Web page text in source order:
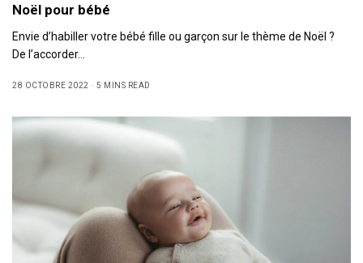
Noël pour bébé
Envie d’habiller votre bébé fille ou garçon sur le thème de Noël ?
De l’accorder…
28 OCTOBRE 2022 5 MINS READ